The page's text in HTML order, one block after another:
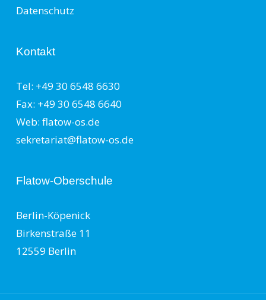
Datenschutz
Kontakt
Tel: +49 30 6548 6630
Fax: +49 30 6548 6640
Web: flatow-os.de
sekretariat@flatow-os.de
Flatow-Oberschule
Berlin-Köpenick
Birkenstraße 11
12559 Berlin